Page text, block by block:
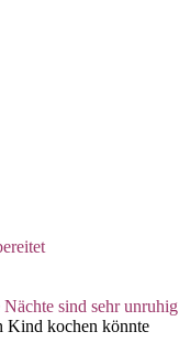
Nächte sind sehr unruhig
Kind kochen könnte